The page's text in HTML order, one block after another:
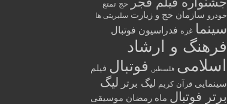
حج تمتع
خودرو سازمان حج و زیارت سلبریتی ها
سینما غزه فدراسیون فوتبال
فرهنگ و ارشاد
اسلامی فلسطین فوتبال فیلم
سینمایی قرآن کریم لیگ برتر لیگ
برتر فوتبال ماه رمضان موسیقی